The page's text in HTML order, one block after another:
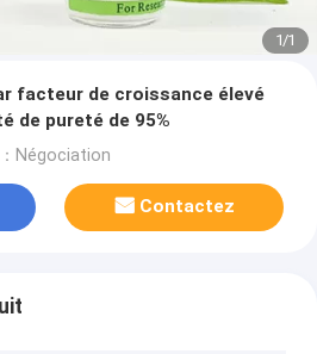
1/1
facteur de croissance élevé
de pureté de 95%
Négociation
Contactez